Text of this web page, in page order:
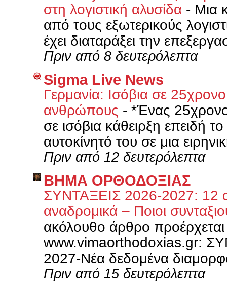
στη λογιστική αλυσίδα - Μια
από τους εξωτερικούς
έχει διαταράξει την
Πριν από 8 δευτερόλεπτα
Sigma Live News
Γερμανία: Ισόβια σε
ανθρώπους - *Ένας
σε ισόβια κάθειρξη επειδή
αυτοκίνητό του σε μια
Πριν από 12 δευτερόλεπτα
ΒΗΜΑ ΟΡΘΟΔΟΞΙΑΣ
ΣΥΝΤΑΞΕΙΣ 2026-2027: 12
αναδρομικά – Ποιοι
ακόλουθο άρθρο
www.vimaorthodoxias.gr:
2027-Νέα δεδομένα
Πριν από 15 δευτερόλεπτα